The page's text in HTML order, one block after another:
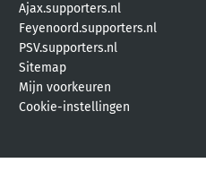
Ajax.supporters.nl
Feyenoord.supporters.nl
PSV.supporters.nl
Sitemap
Mijn voorkeuren
Cookie-instellingen